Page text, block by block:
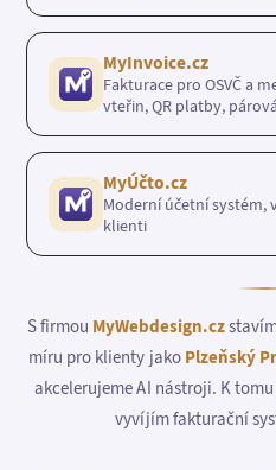
MyInvoice.cz
Fakturace pro OSVČ a
vteřin, QR platby,
MyÚčto.cz
Moderní účetní systém,
klienti
S firmou MyWebdesign.cz
míru pro klienty jako Plzeňský
akcelerujeme AI nástroji. K
vyvíjím fakturační